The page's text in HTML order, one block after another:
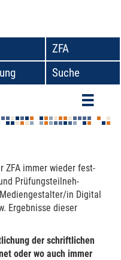
ZFA
Suche
und -
ZFA immer wieder fest­
Prüfungs­teil­neh­
in Digital
Ergeb­nisse dieser
der schrift­li­chen
oder wo auch immer